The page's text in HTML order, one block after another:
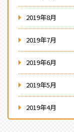
2019年8月
2019年7月
2019年6月
2019年5月
2019年4月